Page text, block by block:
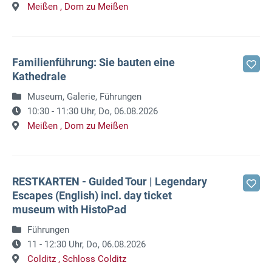
Meißen , Dom zu Meißen
Familienführung: Sie bauten eine
Kathedrale
Museum, Galerie, Führungen
10:30 - 11:30 Uhr, Do, 06.08.2026
Meißen , Dom zu Meißen
RESTKARTEN - Guided Tour | Legendary
Escapes (English) incl. day ticket
museum with HistoPad
Führungen
11 - 12:30 Uhr, Do, 06.08.2026
Colditz , Schloss Colditz